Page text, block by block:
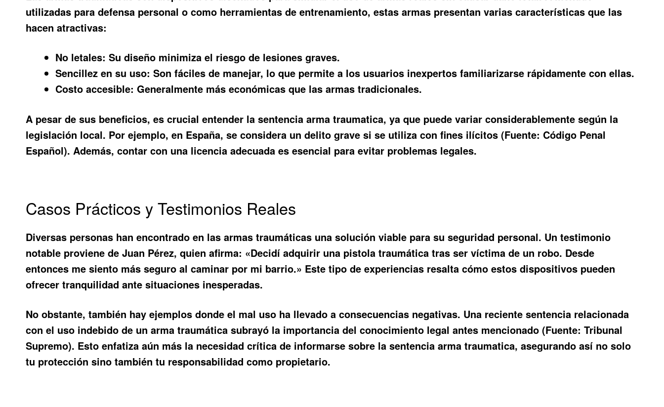
utilizadas para defensa personal o como herramientas de entrenamiento, estas armas presentan varias características que las
hacen atractivas:
No letales: Su diseño minimiza el riesgo de lesiones graves.
Sencillez en su uso: Son fáciles de manejar, lo que permite a los usuarios inexpertos familiarizarse rápidamente con ellas.
Costo accesible: Generalmente más económicas que las armas tradicionales.
A pesar de sus beneficios, es crucial entender lasentencia arma traumatica, ya que puede variar considerablemente según la
legislación local. Por ejemplo, en España, se considera un delito grave si se utiliza con fines ilícitos (Fuente: Código Penal
Español). Además, contar con una licencia adecuada es esencial para evitar problemas legales.
Casos Prácticos y Testimonios Reales
Diversas personas han encontrado en las armas traumáticas una solución viable para su seguridad personal. Un testimonio
notable proviene de Juan Pérez, quien afirma: «Decidí adquirir una pistola traumática tras ser víctima de un robo. Desde
entonces me siento más seguro al caminar por mi barrio.» Este tipo de experiencias resalta cómo estos dispositivos pueden
ofrecer tranquilidad ante situaciones inesperadas.
No obstante, también hay ejemplos donde el mal uso ha llevado a consecuencias negativas. Una reciente sentencia relacionada
con el uso indebido de un arma traumática subrayó la importancia del conocimiento legal antes mencionado (Fuente: Tribunal
Supremo). Esto enfatiza aún más la necesidad crítica de informarse sobre lasentencia arma traumatica, asegurando así no solo
tu protección sino también tu responsabilidad como propietario.